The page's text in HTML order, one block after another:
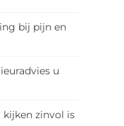
bij pijn en
u
kijken zinvol is